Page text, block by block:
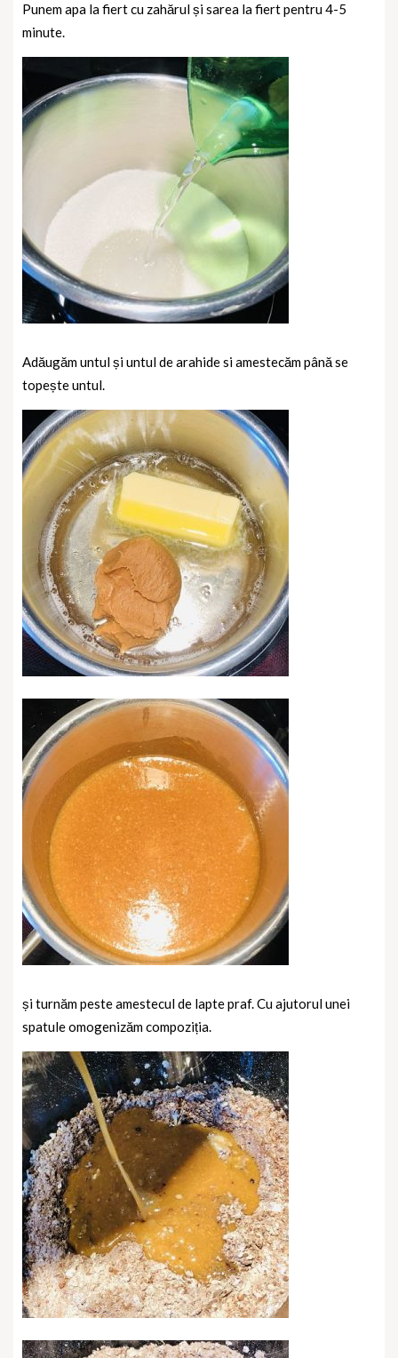
Punem apa la fiert cu zahărul și sarea la fiert pentru 4-5
minute.
Adăugăm untul și untul de arahide si amestecăm până se
topește untul.
și turnăm peste amestecul de lapte praf. Cu ajutorul unei
spatule omogenizăm compoziția.